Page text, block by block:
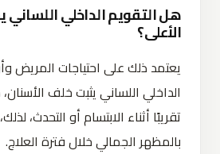
هل التقويم الداخلي
الأعلى؟
يعتمد ذلك على احتياجات المريض
الداخلي اللساني يثبت خلف
تقريبًا أثناء الابتسام أو التحدث،
بالمظهر الجمالي خلال فترة العلاج.